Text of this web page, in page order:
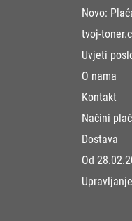
Novo:
tvoj-
Uvjeti
O nama
Kontakt
Načini
Dostava
Od